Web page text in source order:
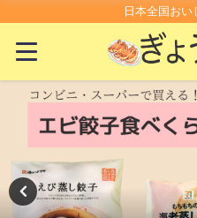
日本全国おい